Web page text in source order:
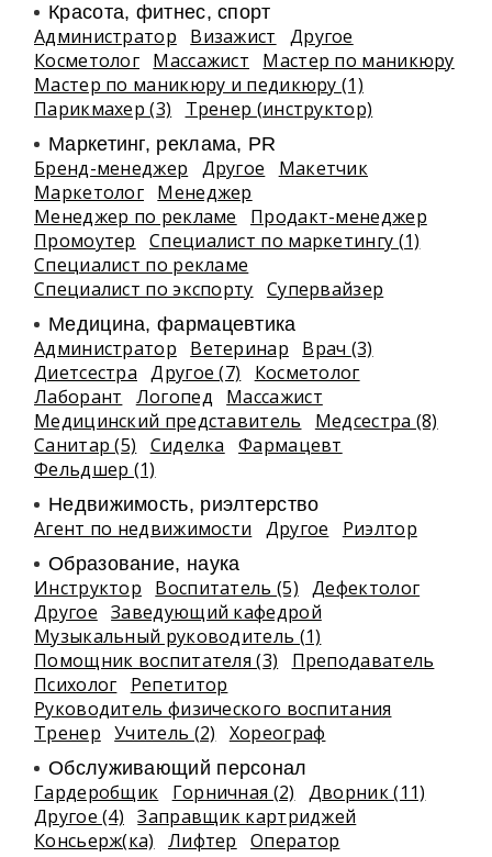
Красота, фитнес, спорт
Администратор Визажист
Другое
Косметолог Массажист
Мастер по маникюру
Мастер по маникюру и педикюру (1)
Парикмахер (3)
Тренер (инструктор)
Маркетинг, реклама, PR
Бренд-менеджер Другое
Макетчик
Маркетолог Менеджер
Менеджер по рекламе
Продакт-менеджер
Промоутер
Специалист по маркетингу (1)
Специалист по рекламе
Специалист по экспорту Супервайзер
Медицина, фармацевтика
Администратор Ветеринар
Врач (3)
Диетсестра
Другое (7)
Косметолог
Лаборант
Логопед
Массажист
Медицинский представитель
Медсестра (8)
Санитар (5)
Сиделка
Фармацевт
Фельдшер (1)
Недвижимость, риэлтeрство
Агент по недвижимости Другое Риэлтор
Образование, наука
Инструктор Воспитатель (5) Дефектолог
Другое Заведующий кафедрой
Музыкальный руководитель (1)
Помощник воспитателя (3)
Преподаватель
Психолог
Репетитор
Руководитель физического воспитания
Тренер Учитель (2) Хореограф
Обслуживающий персонал
Гардеробщик Горничная (2)
Дворник (11)
Другое (4)
Заправщик картриджей
Консьерж(ка)
Лифтер
Оператор